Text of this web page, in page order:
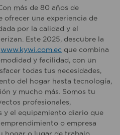
más de 80 años de
ofrecer una experiencia de
por la calidad y el
Este 2025, descubre la
www.kywi.com.ec que combina
y facilidad, con un
todas tus necesidades,
del hogar hasta tecnología,
y mucho más. Somos tu
profesionales,
y el equipamiento diario que
o empresa